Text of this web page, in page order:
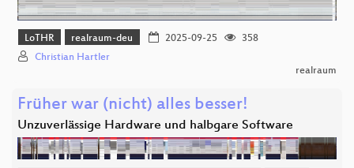
LoTHR realraum-deu 2025-09-25
358
Christian Hartler
realraum
Früher war (nicht) alles besser!
Unzuverlässige Hardware und halbgare Software